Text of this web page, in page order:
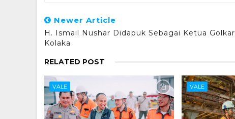
Newer Article
H. Ismail Nushar Didapuk Sebagai Ketua Golkar
Kolaka
RELATED POST
VALE VALE